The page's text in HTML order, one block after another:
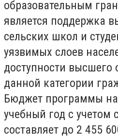
образовательным
является поддержка
сельских школ и
уязвимых слоев
доступности высшего
данной категории
Бюджет программы на
учебный год с учетом
составляет до 2 455